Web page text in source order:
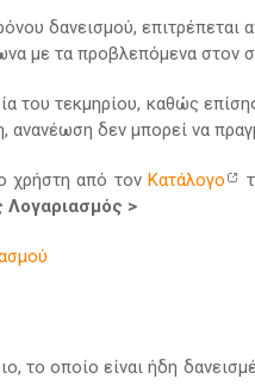
δανεισμού, επιτρέπεται
με τα προβλεπόμενα στον
του τεκμηρίου, καθώς
ανανέωση δεν μπορεί να
χρήστη από τονΚατάλογο
Λογαριασμός >
το οποίο είναι ήδη